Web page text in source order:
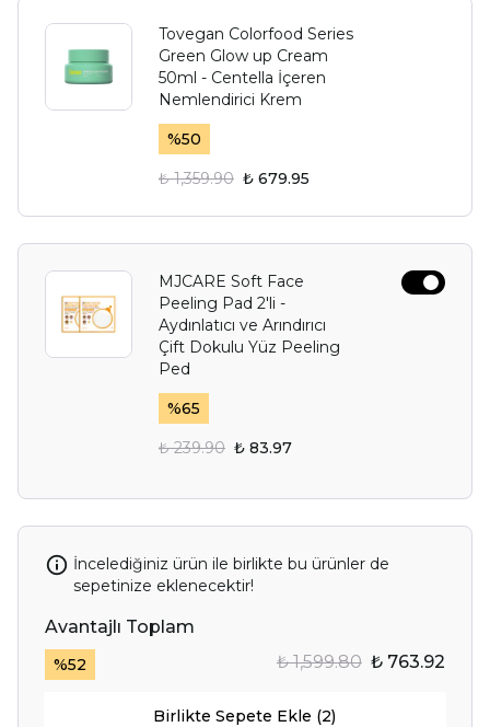
Tovegan Colorfood Series
Green Glow up Cream
50ml - Centella İçeren
Nemlendirici Krem
%50
₺ 1,359.90 ₺ 679.95
MJCARE Soft Face
Peeling Pad 2'li -
Aydınlatıcı ve Arındırıcı
Çift Dokulu Yüz Peeling
Ped
%65
₺ 239.90 ₺ 83.97
İncelediğiniz ürün ile birlikte bu ürünler de
sepetinize eklenecektir!
Avantajlı Toplam
%52 ₺ 1,599.80 ₺ 763.92
Birlikte Sepete Ekle (2)